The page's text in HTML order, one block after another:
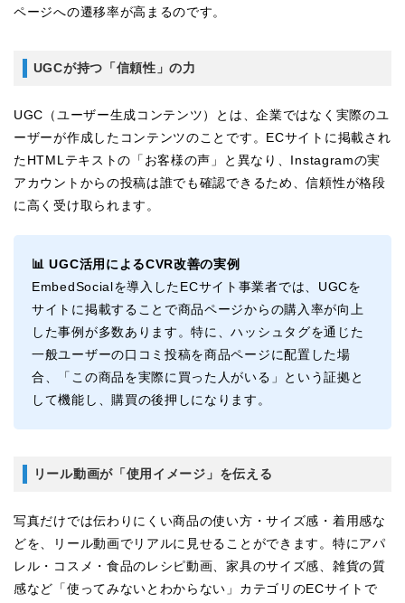
ページへの遷移率が高まるのです。
UGCが持つ「信頼性」の力
UGC（ユーザー生成コンテンツ）とは、企業ではなく実際のユ
ーザーが作成したコンテンツのことです。ECサイトに掲載され
たHTMLテキストの「お客様の声」と異なり、Instagramの実
アカウントからの投稿は誰でも確認できるため、信頼性が格段
に高く受け取られます。
📊 UGC活用によるCVR改善の実例
EmbedSocialを導入したECサイト事業者では、UGCを
サイトに掲載することで商品ページからの購入率が向上
した事例が多数あります。特に、ハッシュタグを通じた
一般ユーザーの口コミ投稿を商品ページに配置した場
合、「この商品を実際に買った人がいる」という証拠と
して機能し、購買の後押しになります。
リール動画が「使用イメージ」を伝える
写真だけでは伝わりにくい商品の使い方・サイズ感・着用感な
どを、リール動画でリアルに見せることができます。特にアパ
レル・コスメ・食品のレシピ動画、家具のサイズ感、雑貨の質
感など「使ってみないとわからない」カテゴリのECサイトで